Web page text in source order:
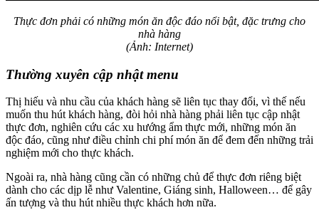
Thực đơn phải có những món ăn độc đáo nổi bật, đặc trưng cho
nhà hàng
(Ảnh: Internet)
Thường xuyên cập nhật menu
Thị hiếu và nhu cầu của khách hàng sẽ liên tục thay đổi, vì thế nếu
muốn thu hút khách hàng, đòi hỏi nhà hàng phải liên tục cập nhật
thực đơn, nghiên cứu các xu hướng ẩm thực mới, những món ăn
độc đáo, cũng như điều chỉnh chi phí món ăn để đem đến những trải
nghiệm mới cho thực khách.
Ngoài ra, nhà hàng cũng cần có những chủ để thực đơn riêng biệt
dành cho các dịp lễ như Valentine, Giáng sinh, Halloween… để gây
ấn tượng và thu hút nhiều thực khách hơn nữa.